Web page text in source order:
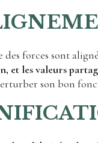
des forces sont
et les valeurs
son bon